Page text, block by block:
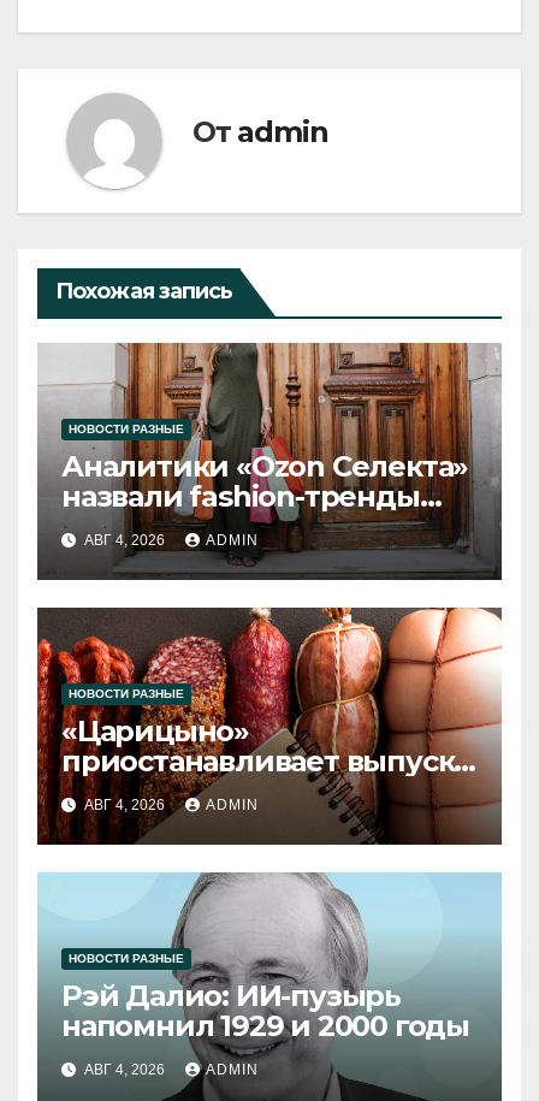
От admin
Похожая запись
НОВОСТИ РАЗНЫЕ
Аналитики «Ozon Селекта»
назвали fashion-тренды
2026 года
АВГ 4, 2026 ADMIN
НОВОСТИ РАЗНЫЕ
«Царицыно»
приостанавливает выпуск
продукции
АВГ 4, 2026 ADMIN
НОВОСТИ РАЗНЫЕ
Рэй Далио: ИИ-пузырь
напомнил 1929 и 2000 годы
АВГ 4, 2026 ADMIN